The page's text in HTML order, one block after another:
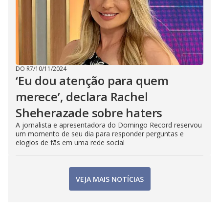
DO R7/10/11/2024
‘Eu dou atenção para quem
merece’, declara Rachel
Sheherazade sobre haters
A jornalista e apresentadora do Domingo Record reservou
um momento de seu dia para responder perguntas e
elogios de fãs em uma rede social
VEJA MAIS NOTÍCIAS